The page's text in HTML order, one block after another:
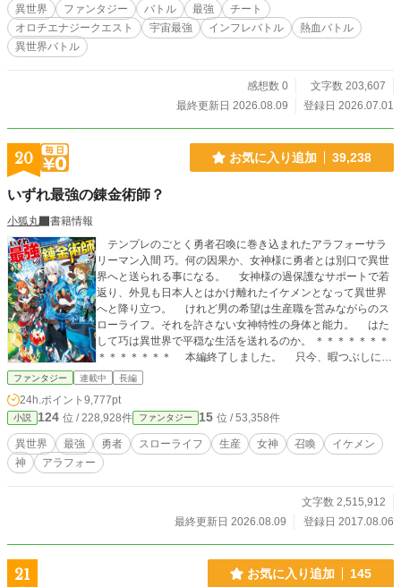
異世界 ファンタジー バトル 最強
チート
オロチエナジークエスト
宇宙最強 インフレバトル
熱血バトル
異世界バトル
感想数 0
文字数 203,607
最終更新日 2026.08.09
登録日 2026.07.01
20 お気に入り追加 39,238
いずれ最強の錬金術師？
小狐丸
書籍情報
テンプレのごとく勇者召喚に巻き込まれたアラフォーサラ
リーマン入間 巧。何の因果か、女神様に勇者とは別口で異世
界へと送られる事になる。 女神様の過保護なサポートで若
返り、外見も日本人とはかけ離れたイケメンとなって異世界
へと降り立つ。 けれど男の希望は生産職を営みながらのス
ローライフ。それを許さない女神特性の身体と能力。 はた
して巧は異世界で平穏な生活を送れるのか。 ＊＊＊＊＊＊＊
＊＊＊＊＊＊＊ 本編終了しました。 只今、暇つぶしに蛇
足をツラツラ書き殴っています。 お暇でしたらどうぞ。
中です。 よろしくお願いします。 ＊＊＊＊＊＊＊＊＊＊＊
＊＊＊
ファンタジー 連載中 長編
24h.ポイント 9,777pt
小説 124 位 / 228,928件 ファンタジー 15 位 / 53,358件
異世界 最強 勇者 スローライフ 生産 女神 召喚
イケメン
神
アラフォー
文字数 2,515,912
最終更新日 2026.08.09
登録日 2017.08.06
21 お気に入り追加 145